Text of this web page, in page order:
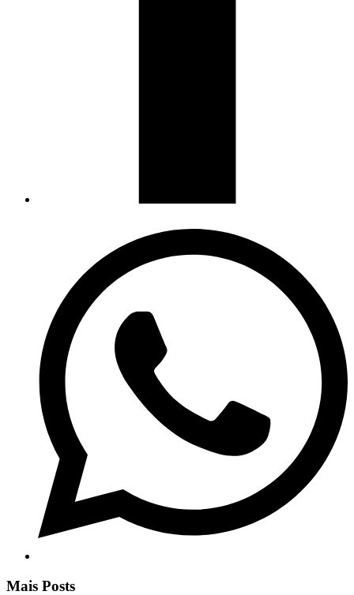
Mais Posts